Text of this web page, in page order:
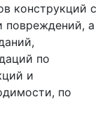
конструкций с
повреждений, а
по
и
по